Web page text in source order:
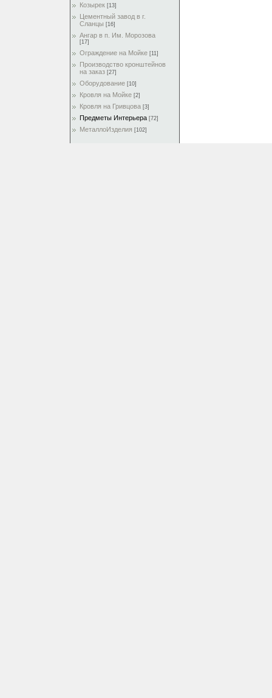
Козырек [13]
Цементный завод в г.
Сланцы [16]
Ангар в п. Им. Морозова
[17]
Ограждение на Мойке [11]
Производство кронштейнов
на заказ [27]
Оборудование [10]
Кровля на Мойке [2]
Кровля на Гривцова [3]
Предметы Интерьера [72]
МеталлоИзделия [102]